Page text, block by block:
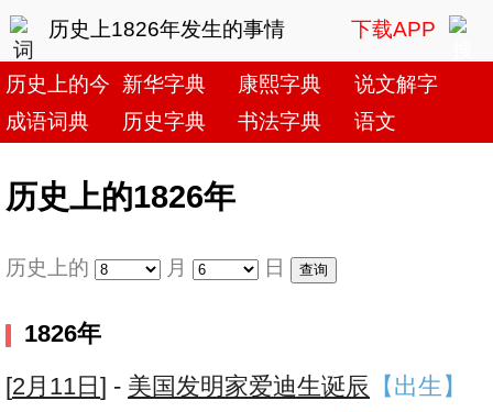
历史上1826年发生的事情 下载APP
历史上的今天新华字典 康熙字典
说文解字
成语词典
历史字典 书法字典 语文
历史上的1826年
历史上的 月 日
1826年
[2月11日 ] - 美国发明家爱迪生诞辰 【出生】